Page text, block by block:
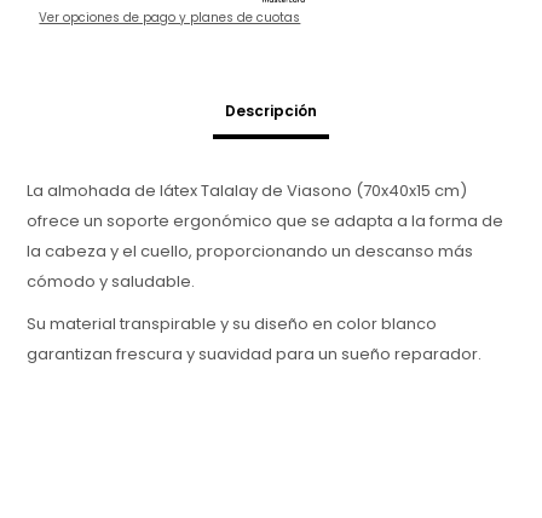
Ver opciones de pago y planes de cuotas
Descripción
La almohada de látex Talalay de Viasono (70x40x15 cm)
ofrece un soporte ergonómico que se adapta a la forma de
la cabeza y el cuello, proporcionando un descanso más
cómodo y saludable.
Su material transpirable y su diseño en color blanco
garantizan frescura y suavidad para un sueño reparador.